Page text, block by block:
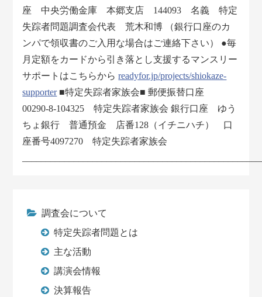
座 中央労働金庫 本郷支店 144093 名義 特定
失踪者問題調査会代表 荒木和博 （銀行口座のカ
ンパで領収書のご入用な場合はご連絡下さい） ●毎
月定額をカードから引き落とし支援するマンスリー
サポートはこちらからreadyfor.jp/projects/shiokaze-
supporter■特定失踪者家族会■ 郵便振替口座
00290-8-104325 特定失踪者家族会 銀行口座 ゆう
ちょ銀行 普通預金 店番128（イチニハチ） 口
座番号4097270 特定失踪者家族会
調査会について
特定失踪者問題とは
主な活動
講演会情報
決算報告